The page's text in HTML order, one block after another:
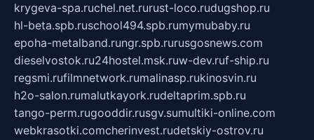
krygeva-spa.ruchel.net.rurust-loco.rudugshop.ru
hl-beta.spb.ruschool494.spb.rumymubaby.ru
epoha-metalband.rungr.spb.rurusgosnews.com
dieselvostok.ru24hostel.msk.ruw-dev.ruf-ship.ru
regsmi.rufilmnetwork.rumalinasp.rukinosvin.ru
h2o-salon.rumalutkayork.rudeltaprim.spb.ru
tango-perm.rugooddir.rusgv.sumultiki-online.com
webkrasotki.comcherinvest.rudetskiy-ostrov.ru